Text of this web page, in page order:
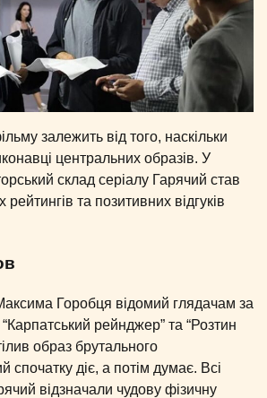
залежить від того, наскільки
центральних образів. У
склад серіалу Гарячий став
та позитивних відгуків
Горобця відомий глядачам за
рейнджер” та “Розтин
образ брутального
спочатку діє, а потім думає. Всі
відзначали чудову фізичну